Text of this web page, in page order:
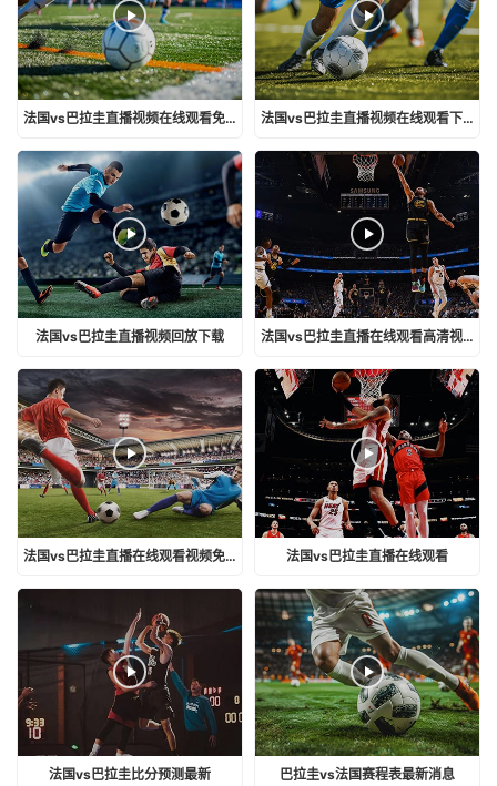
法国vs巴拉圭直播视频在线观看免费 法国vs巴拉圭直播视频在线观看下载
法国vs巴拉圭直播视频回放下载 法国vs巴拉圭直播在线观看高清视频
法国vs巴拉圭直播在线观看视频免费 法国vs巴拉圭直播在线观看
法国vs巴拉圭比分预测最新 巴拉圭vs法国赛程表最新消息